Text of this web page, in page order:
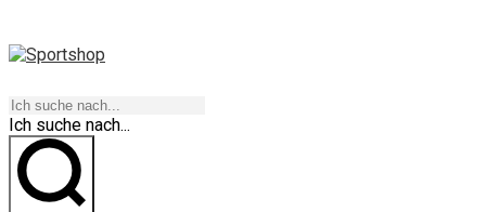
Ich suche nach...